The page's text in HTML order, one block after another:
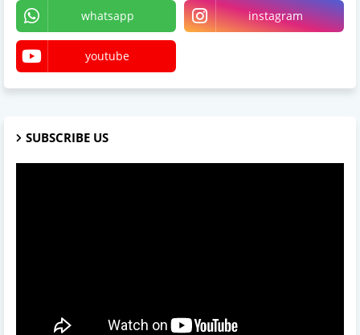
whatsapp instagram
youtube
SUBSCRIBE US